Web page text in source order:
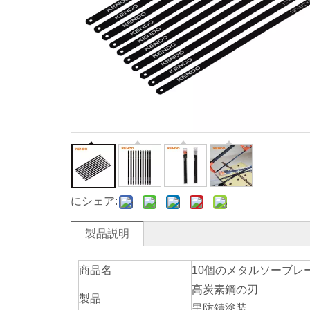
にシェア:
製品説明
商品名 10個のメタルソーブレ
製品
高炭素鋼の刃